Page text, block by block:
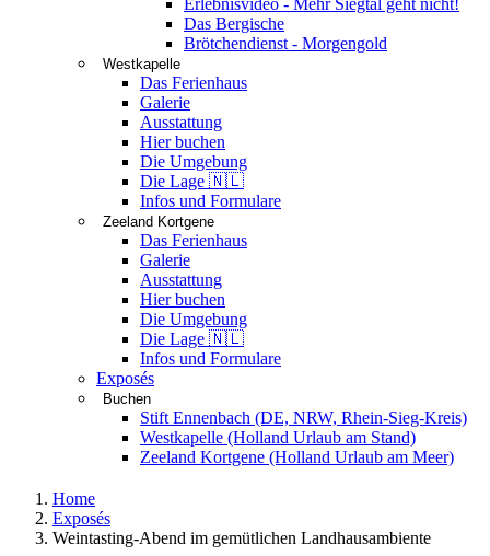
Erlebnisvideo - Mehr Siegtal geht nicht!
Das Bergische
Brötchendienst - Morgengold
Westkapelle
Das Ferienhaus
Galerie
Ausstattung
Hier buchen
Die Umgebung
Die Lage 🇳🇱
Infos und Formulare
Zeeland Kortgene
Das Ferienhaus
Galerie
Ausstattung
Hier buchen
Die Umgebung
Die Lage 🇳🇱
Infos und Formulare
Exposés
Buchen
Stift Ennenbach (DE, NRW, Rhein-Sieg-Kreis)
Westkapelle (Holland Urlaub am Stand)
Zeeland Kortgene (Holland Urlaub am Meer)
Home
Exposés
Weintasting-Abend im gemütlichen Landhausambiente